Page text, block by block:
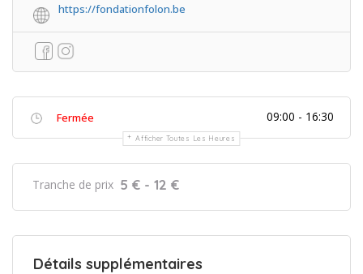
https://fondationfolon.be
Fermée 09:00 - 16:30
Afficher Toutes Les Heures
Tranche de prix 5 € - 12 €
Détails supplémentaires